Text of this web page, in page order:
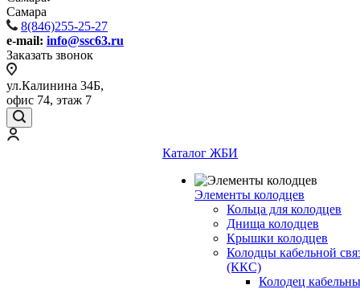
Самара
8(846)255-25-27
e-mail: info@ssc63.ru
Заказать звонок
ул.Калинина 34Б,
офис 74, этаж 7
Каталог ЖБИ
Элементы колодцев
Кольца для колодцев
Днища колодцев
Крышки колодцев
Колодцы кабельной
(ККС)
Колодец